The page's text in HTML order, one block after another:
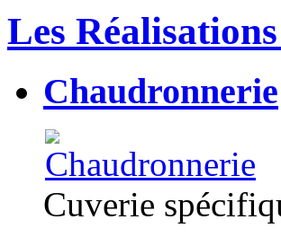
Les
Chaudronnerie
Cuverie